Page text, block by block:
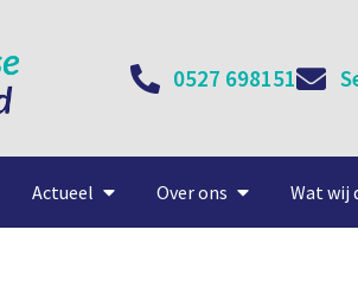
0527 698151
Actueel Over ons Wat wij